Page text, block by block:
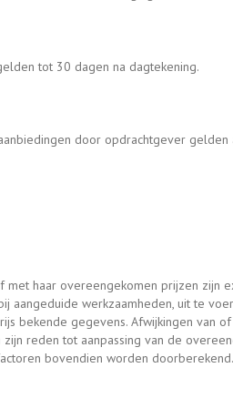
tot 30 dagen na dagtekening.
door opdrachtgever
met haar overeengekomen prijzen zijn
aangeduide werkzaamheden, uit te
bekende gegevens. Afwijkingen van
reden tot aanpassing van de
bovendien worden doorberekend.